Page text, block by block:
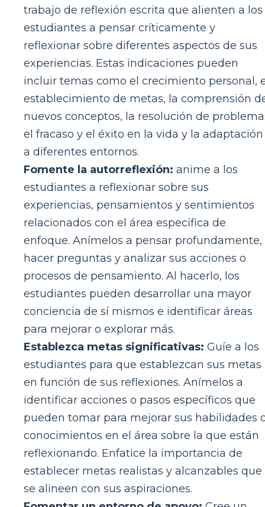
trabajo de reflexión escrita que alienten a los
estudiantes a pensar críticamente y
reflexionar sobre diferentes aspectos de sus
experiencias. Estas indicaciones pueden
incluir temas como el crecimiento personal,
establecimiento de metas, la comprensión
nuevos conceptos, la resolución de
el fracaso y el éxito en la vida y la adaptación
a diferentes entornos.
Fomente la autorreflexión: anime a los
estudiantes a reflexionar sobre sus
experiencias, pensamientos y sentimientos
relacionados con el área específica de
enfoque. Anímelos a pensar profundamente,
hacer preguntas y analizar sus acciones o
procesos de pensamiento. Al hacerlo, los
estudiantes pueden desarrollar una mayor
conciencia de sí mismos e identificar áreas
para mejorar o explorar más.
Establezca metas significativas: Guíe a los
estudiantes para que establezcan sus metas
en función de sus reflexiones. Anímelos a
identificar acciones o pasos específicos que
pueden tomar para mejorar sus habilidades
conocimientos en el área sobre la que están
reflexionando. Enfatice la importancia de
establecer metas realistas y alcanzables que
se alineen con sus aspiraciones.